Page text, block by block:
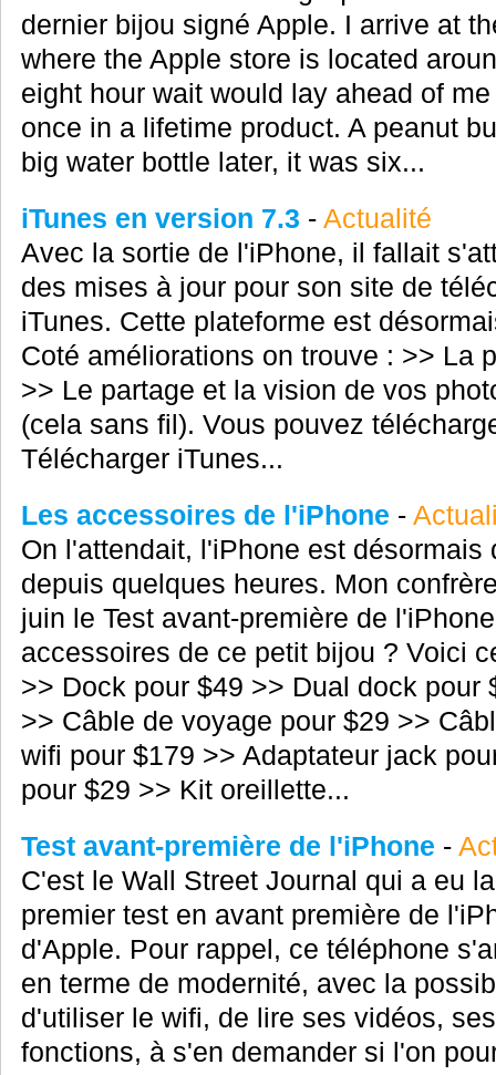
dernier bijou signé Apple. I arrive at
where the Apple store is located
eight hour wait would lay ahead of
once in a lifetime product. A peanut
big water bottle later, it was six...
iTunes en version 7.3 - Actualité
Avec la sortie de l'iPhone, il fallait
des mises à jour pour son site de
iTunes. Cette plateforme est
Coté améliorations on trouve : >> La
>> Le partage et la vision de vos
(cela sans fil). Vous pouvez
Télécharger iTunes...
Les accessoires de l'iPhone -
On l'attendait, l'iPhone est
depuis quelques heures. Mon
juin le Test avant-première de
accessoires de ce petit bijou ? Voici
>> Dock pour $49 >> Dual dock pour
>> Câble de voyage pour $29 >>
wifi pour $179 >> Adaptateur jack
pour $29 >> Kit oreillette...
Test avant-première de l'iPhone -
C'est le Wall Street Journal qui a eu
premier test en avant première de
d'Apple. Pour rappel, ce téléphone
en terme de modernité, avec la
d'utiliser le wifi, de lire ses vidéos,
fonctions, à s'en demander si l'on